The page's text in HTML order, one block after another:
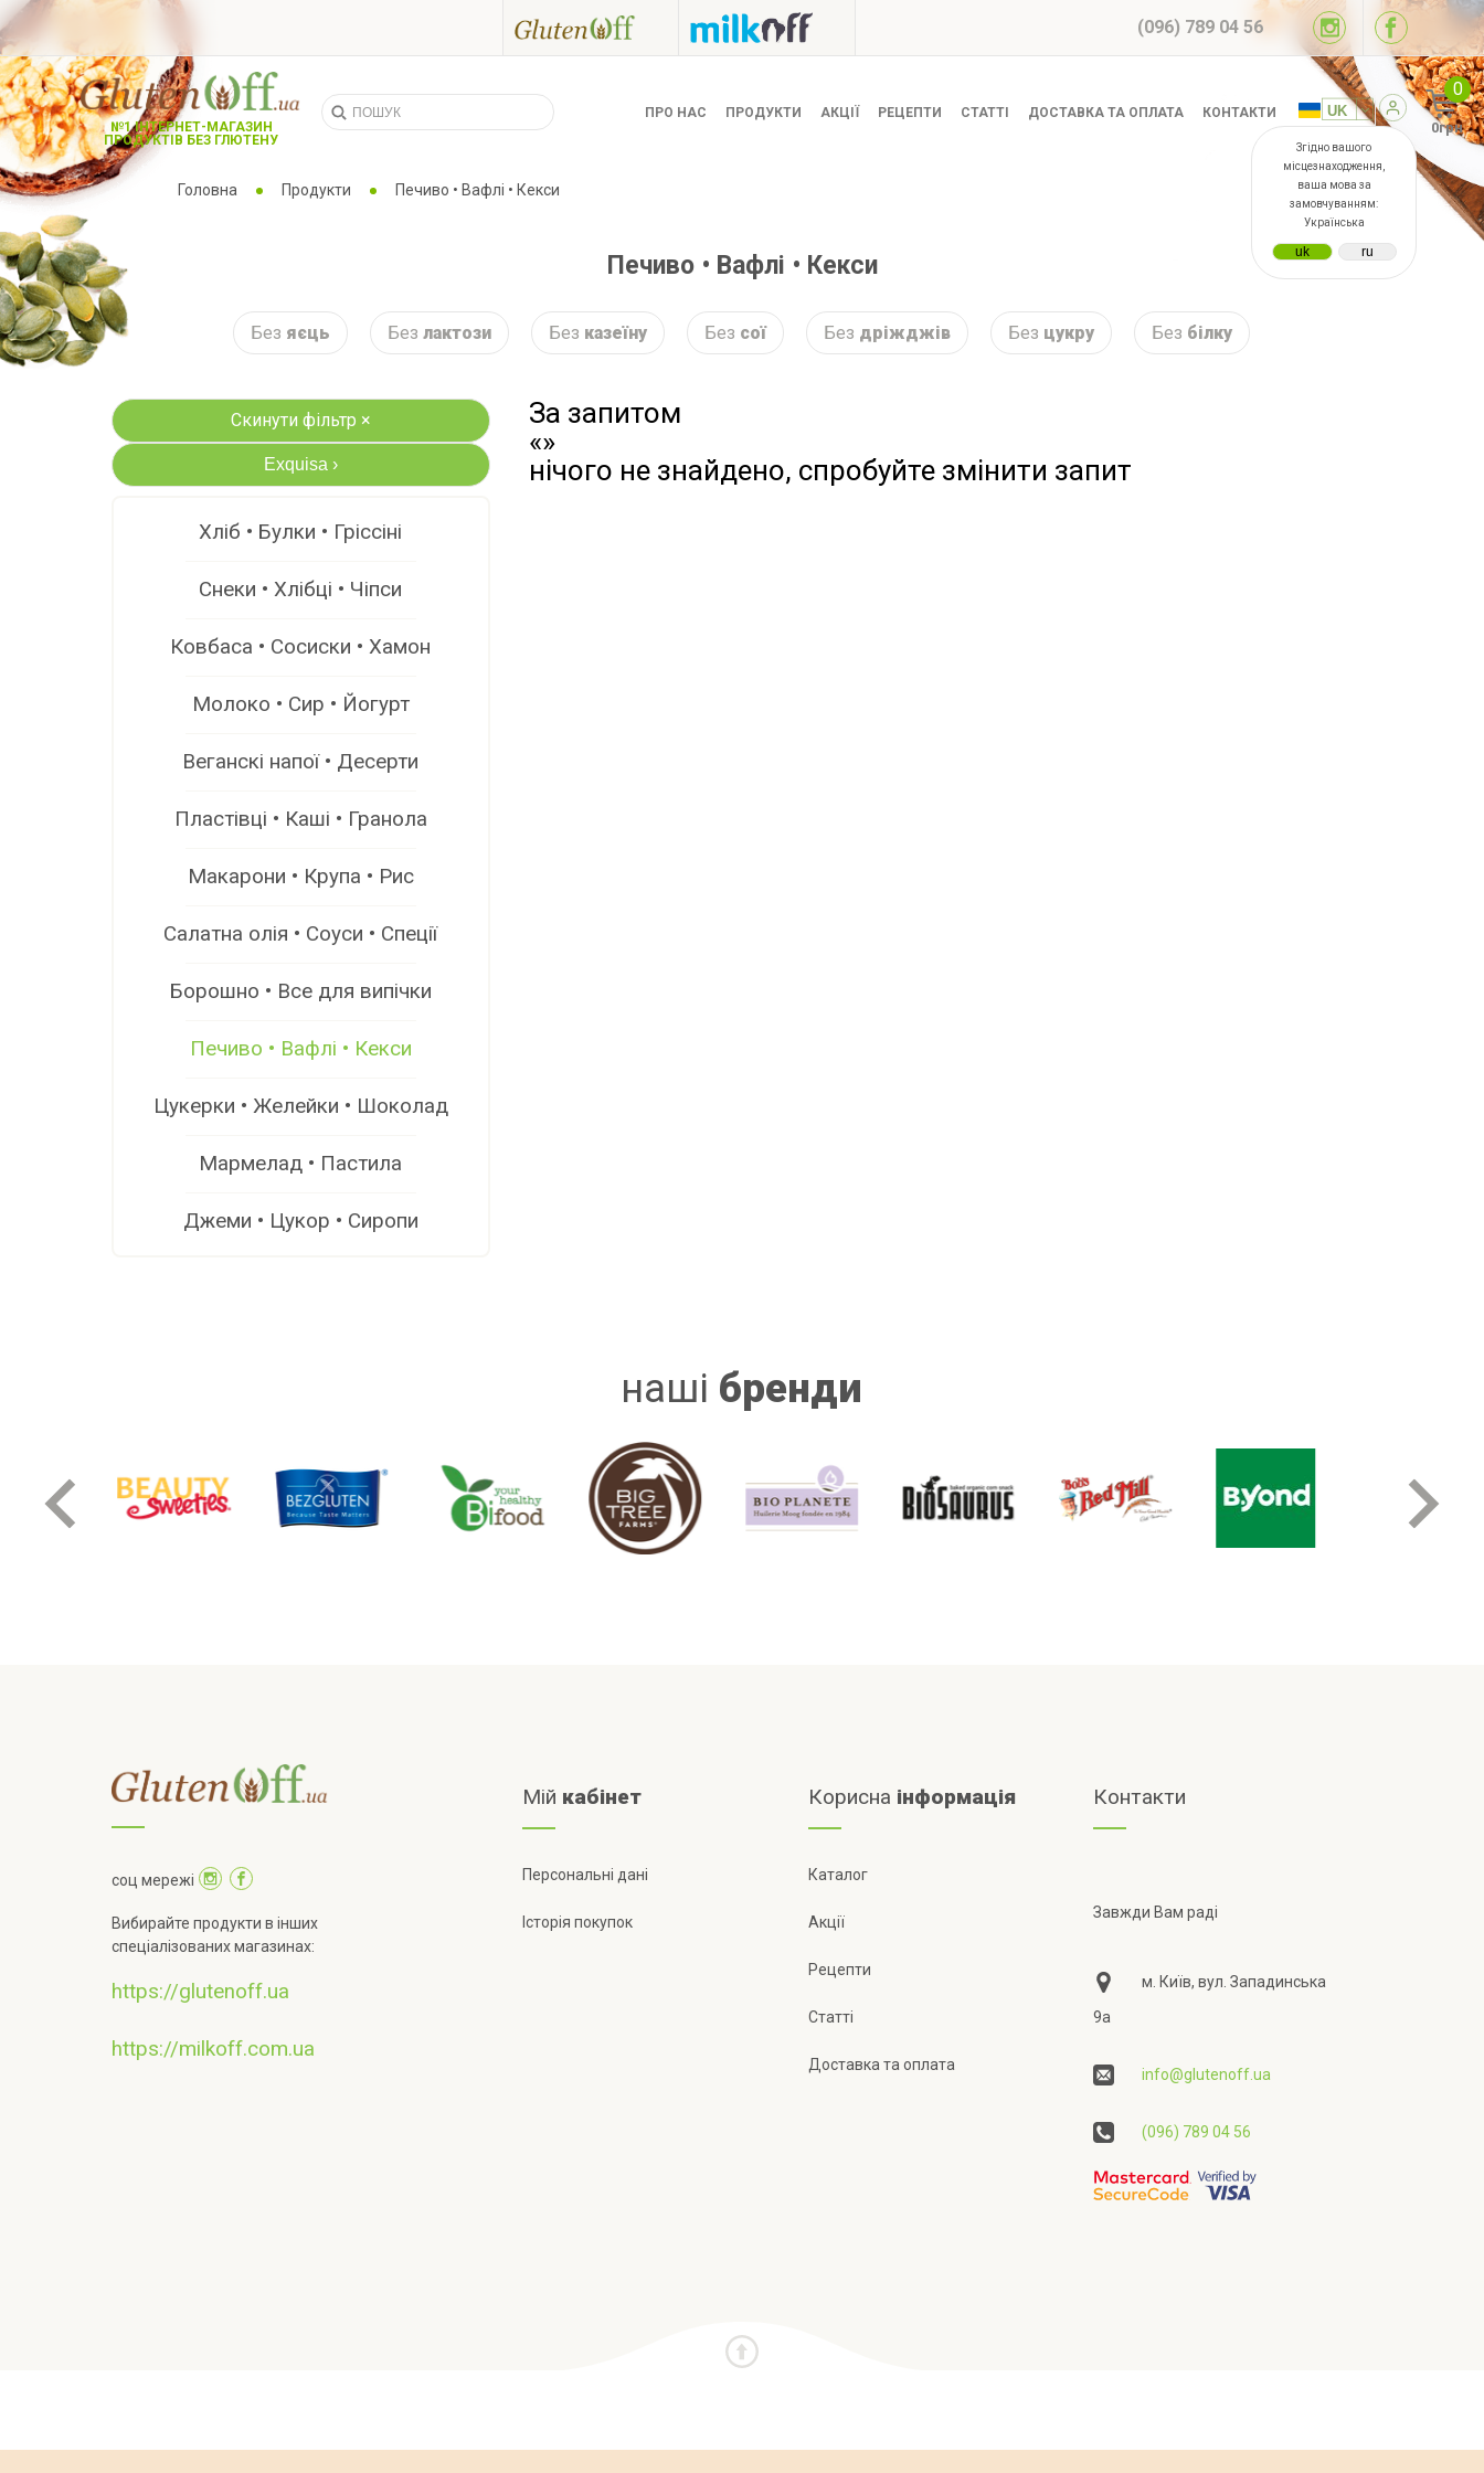
(096) 789 04 56
№1 ІНТЕРНЕТ-МАГАЗИН
ПРОДУКТІВ БЕЗ ГЛЮТЕНУ
ПРО НАС ПРОДУКТИ АКЦІЇ РЕЦЕПТИ СТАТТІ ДОСТАВКА ТА ОПЛАТА КОНТАКТИ
Згідно вашого
місцезнаходження,
ваша мова за
замовчуванням:
Українська
0
0грн
Головна Продукти Печиво • Вафлі • Кекси
Печиво • Вафлі • Кекси
Без яєць Безлактози Без казеїну Без сої Без дріжджів Без цукру Без білку
Скинути фільтр ×
Exquisa ›
Хліб • Булки • Гріссіні
Снеки • Хлібці • Чіпси
Ковбаса • Сосиски • Хамон
Молоко • Сир • Йогурт
Веганскі напої • Десерти
Пластівці • Каші • Гранола
Макарони • Крупа • Рис
Салатна олія • Соуси • Спеції
Борошно • Все для випічки
Печиво • Вафлі • Кекси
Цукерки • Желейки • Шоколад
Мармелад • Пастила
Джеми • Цукор • Сиропи
За запитом
«»
нічого не знайдено, спробуйте змінити запит
наші бренди
соц мережі
Вибирайте продукти в інших
спеціалізованих магазинах:
https://glutenoff.ua
https://milkoff.com.ua
Мій кабінет
Персональні дані
Історія покупок
Корисна інформація
Каталог
Акції
Рецепти
Статті
Доставка та оплата
Контакти
Завжди Вам раді
м. Київ, вул. Западинська
9а
info@glutenoff.ua
(096) 789 04 56